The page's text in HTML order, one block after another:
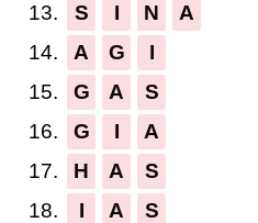
13.
S I N
A
14.
A G
I
15.
G A
S
16.
G I
A
17.
H A
S
18.
I A
S